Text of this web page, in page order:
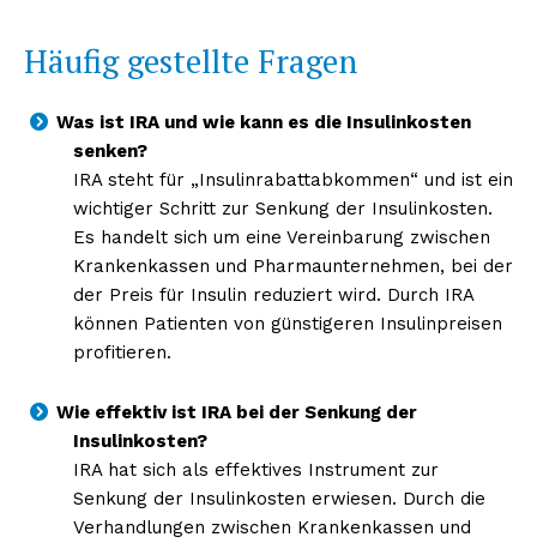
Häufig gestellte Fragen
Was ist IRA und wie kann es die Insulinkosten
senken?
IRA steht für „Insulinrabattabkommen“ und ist ein
wichtiger Schritt zur Senkung der Insulinkosten.
Es handelt sich um eine Vereinbarung zwischen
Krankenkassen und Pharmaunternehmen, bei der
der Preis für Insulin reduziert wird. Durch IRA
können Patienten von günstigeren Insulinpreisen
profitieren.
Wie effektiv ist IRA bei der Senkung der
Insulinkosten?
IRA hat sich als effektives Instrument zur
Senkung der Insulinkosten erwiesen. Durch die
Verhandlungen zwischen Krankenkassen und